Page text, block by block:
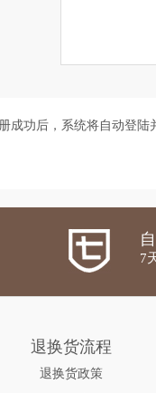
成功后，系统将自动登陆
7
退换货流程
退换货政策